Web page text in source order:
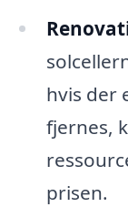
hvis der
fjernes,
prisen.